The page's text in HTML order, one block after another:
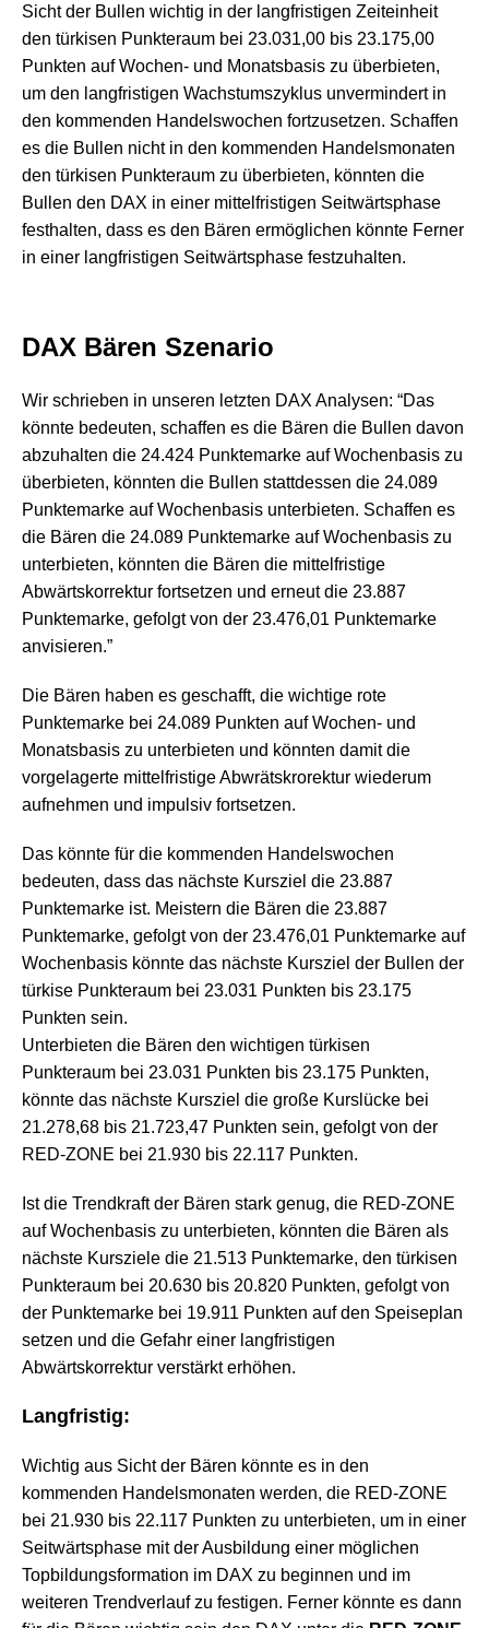
Sicht der Bullen wichtig in der langfristigen Zeiteinheit
den türkisen Punkteraum bei 23.031,00 bis 23.175,00
Punkten auf Wochen- und Monatsbasis zu überbieten,
um den langfristigen Wachstumszyklus unvermindert in
den kommenden Handelswochen fortzusetzen. Schaffen
es die Bullen nicht in den kommenden Handelsmonaten
den türkisen Punkteraum zu überbieten, könnten die
Bullen den DAX in einer mittelfristigen Seitwärtsphase
festhalten, dass es den Bären ermöglichen könnte Ferner
in einer langfristigen Seitwärtsphase festzuhalten.
DAX Bären Szenario
Wir schrieben in unseren letzten DAX Analysen: “Das
könnte bedeuten, schaffen es die Bären die Bullen davon
abzuhalten die 24.424 Punktemarke auf Wochenbasis zu
überbieten, könnten die Bullen stattdessen die 24.089
Punktemarke auf Wochenbasis unterbieten. Schaffen es
die Bären die 24.089 Punktemarke auf Wochenbasis zu
unterbieten, könnten die Bären die mittelfristige
Abwärtskorrektur fortsetzen und erneut die 23.887
Punktemarke, gefolgt von der 23.476,01 Punktemarke
anvisieren.”
Die Bären haben es geschafft, die wichtige rote
Punktemarke bei 24.089 Punkten auf Wochen- und
Monatsbasis zu unterbieten und könnten damit die
vorgelagerte mittelfristige Abwrätskrorektur wiederum
aufnehmen und impulsiv fortsetzen.
Das könnte für die kommenden Handelswochen
bedeuten, dass das nächste Kursziel die 23.887
Punktemarke ist. Meistern die Bären die 23.887
Punktemarke, gefolgt von der 23.476,01 Punktemarke auf
Wochenbasis könnte das nächste Kursziel der Bullen der
türkise Punkteraum bei 23.031 Punkten bis 23.175
Punkten sein.
Unterbieten die Bären den wichtigen türkisen
Punkteraum bei 23.031 Punkten bis 23.175 Punkten,
könnte das nächste Kursziel die große Kurslücke bei
21.278,68 bis 21.723,47 Punkten sein, gefolgt von der
RED-ZONE bei 21.930 bis 22.117 Punkten.
Ist die Trendkraft der Bären stark genug, die RED-ZONE
auf Wochenbasis zu unterbieten, könnten die Bären als
nächste Kursziele die 21.513 Punktemarke, den türkisen
Punkteraum bei 20.630 bis 20.820 Punkten, gefolgt von
der Punktemarke bei 19.911 Punkten auf den Speiseplan
setzen und die Gefahr einer langfristigen
Abwärtskorrektur verstärkt erhöhen.
Langfristig:
Wichtig aus Sicht der Bären könnte es in den
kommenden Handelsmonaten werden, die RED-ZONE
bei 21.930 bis 22.117 Punkten zu unterbieten, um in einer
Seitwärtsphase mit der Ausbildung einer möglichen
Topbildungsformation im DAX zu beginnen und im
weiteren Trendverlauf zu festigen. Ferner könnte es dann